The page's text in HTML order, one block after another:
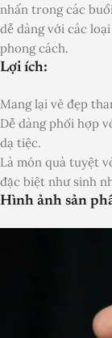
nhấn trong các
dễ dàng với các
phong cách.
Lợi ích:
Mang lại vẻ đẹp
Dễ dàng phối hợp
dạ tiệc.
Là món quà tuyệt
đặc biệt như sinh
Hình ảnh sản